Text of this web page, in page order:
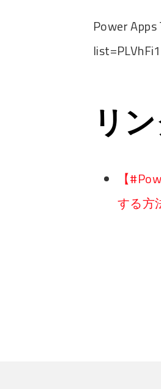
Power
リ
【
する方